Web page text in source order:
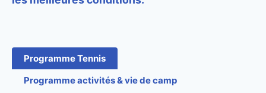
Programme Tennis
Programme activités & vie de camp